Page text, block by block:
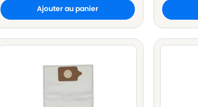
Ajouter au panier